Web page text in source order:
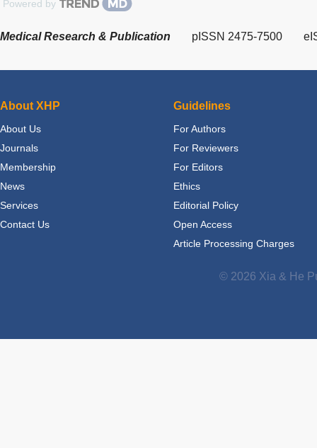
Powered by
Medical Research & Publication pISSN 2475-7500
About XHP
About Us
Journals
Membership
News
Services
Contact Us
Guidelines
For Authors
For Reviewers
For Editors
Ethics
Editorial Policy
Open Access
Article Processing Charges
© 2026 Xia & He